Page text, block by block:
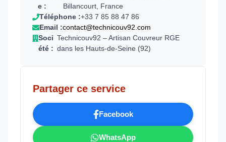
e :
Billancourt, France
Téléphone :+33 7 85 88 47 86
Email :contact@technicouv92.com
Soci
été :
Technicouv92 – Artisan Couvreur RGE
dans les Hauts-de-Seine (92)
Partager ce service
Facebook
WhatsApp